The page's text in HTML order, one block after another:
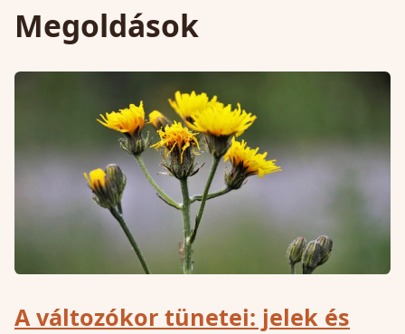
Megoldások
A változókor tünetei: jelek és